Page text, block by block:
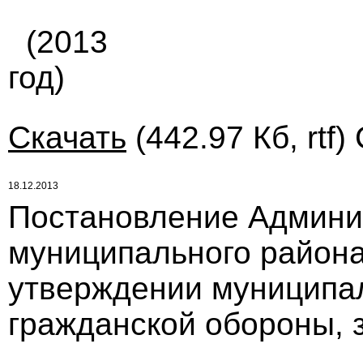
(2013
год)
Скачать (442.97 Кб, rtf)
18.12.2013
Постановление
муниципального
утверждении
гражданской обороны,